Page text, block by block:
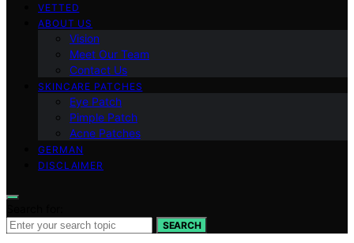
VETTED
ABOUT US
Vision
Meet Our Team
Contact Us
SKINCARE PATCHES
Eye Patch
Pimple Patch
Acne Patches
GERMAN
DISCLAIMER
SEARCH